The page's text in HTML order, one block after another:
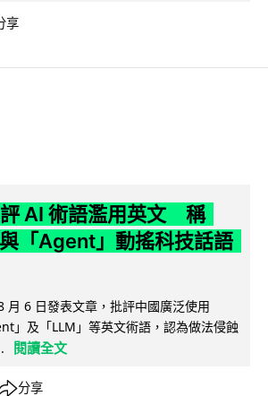
享
AI 術語濫用英文 稱
與「Agent」動搖科技話語
月 6 日發表文章，批評中國廣泛使用
」及「LLM」等英文術語，認為做法侵蝕
閱讀全文
分享